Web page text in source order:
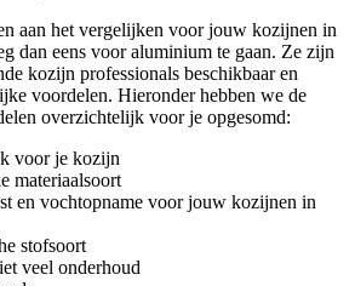
aan het vergelijken voor jouw kozijnen in
dan eens voor aluminium te gaan. Ze zijn
kozijn professionals beschikbaar en
voordelen. Hieronder hebben we de
overzichtelijk voor je opgesomd:
voor je kozijn
materiaalsoort
en vochtopname voor jouw kozijnen in
stofsoort
veel onderhoud